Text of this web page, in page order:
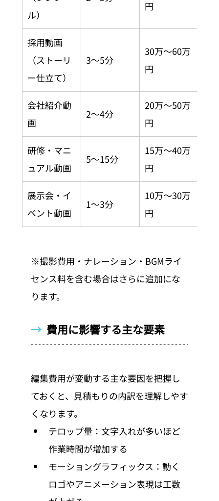
ル）
円
採用動画
（ストーリ
ー仕立て）
3〜5分
30万〜60万
円
会社紹介動
画
2〜4分
20万〜50万
円
研修・マニ
ュアル動画
5〜15分
15万〜40万
円
展示会・イ
ベント動画
1〜3分
10万〜30万
円
※撮影費用・ナレーション・BGMライ
センス料を含む場合はさらに追加にな
ります。
→ 費用に影響する主な要素
編集費用が変動する主な要因を把握し
ておくと、見積もりの内訳を理解しやす
くなります。
テロップ量：文字入れが多いほど
作業時間が増加する
モーショングラフィックス：動く
ロゴやアニメーション表現は工数